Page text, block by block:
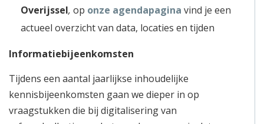
Overijssel, op onze agendapagina vind je een
actueel overzicht van data, locaties en tijden
Informatiebijeenkomsten
Tijdens een aantal jaarlijkse inhoudelijke
kennisbijeenkomsten gaan we dieper in op
vraagstukken die bij digitalisering van